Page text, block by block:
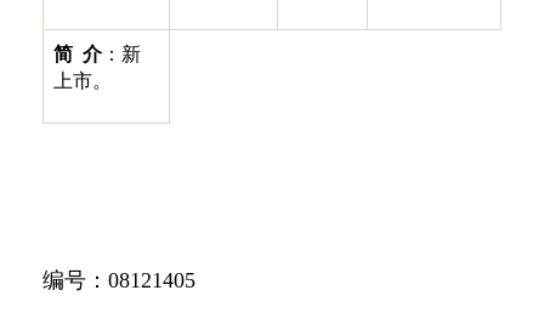
简 介：新
上市。
编号： 08121405